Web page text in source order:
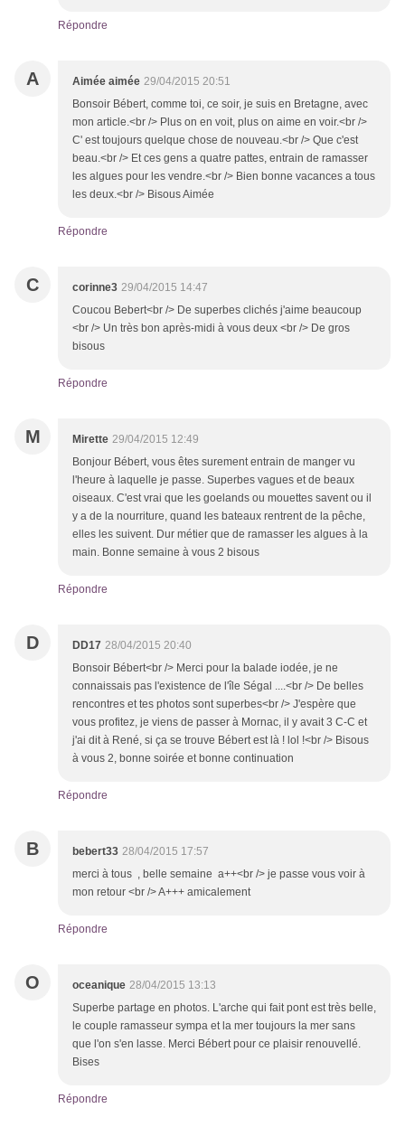
Répondre
A Aimée aimée 29/04/2015 20:51
Bonsoir Bébert, comme toi, ce soir, je suis en Bretagne, avec
mon article.<br /> Plus on en voit, plus on aime en voir.<br />
C' est toujours quelque chose de nouveau.<br /> Que c'est
beau.<br /> Et ces gens a quatre pattes, entrain de ramasser
les algues pour les vendre.<br /> Bien bonne vacances a tous
les deux.<br /> Bisous Aimée
Répondre
C corinne3 29/04/2015 14:47
Coucou Bebert<br /> De superbes clichés j'aime beaucoup
<br /> Un très bon après-midi à vous deux <br /> De gros
bisous
Répondre
M Mirette 29/04/2015 12:49
Bonjour Bébert, vous êtes surement entrain de manger vu
l'heure à laquelle je passe. Superbes vagues et de beaux
oiseaux. C'est vrai que les goelands ou mouettes savent ou il
y a de la nourriture, quand les bateaux rentrent de la pêche,
elles les suivent. Dur métier que de ramasser les algues à la
main. Bonne semaine à vous 2 bisous
Répondre
D DD17 28/04/2015 20:40
Bonsoir Bébert<br /> Merci pour la balade iodée, je ne
connaissais pas l'existence de l'île Ségal ....<br /> De belles
rencontres et tes photos sont superbes<br /> J'espère que
vous profitez, je viens de passer à Mornac, il y avait 3 C-C et
j'ai dit à René, si ça se trouve Bébert est là ! lol !<br /> Bisous
à vous 2, bonne soirée et bonne continuation
Répondre
B bebert33 28/04/2015 17:57
merci à tous , belle semaine a++<br /> je passe vous voir à
mon retour <br /> A+++ amicalement
Répondre
O oceanique 28/04/2015 13:13
Superbe partage en photos. L'arche qui fait pont est très belle,
le couple ramasseur sympa et la mer toujours la mer sans
que l'on s'en lasse. Merci Bébert pour ce plaisir renouvellé.
Bises
Répondre